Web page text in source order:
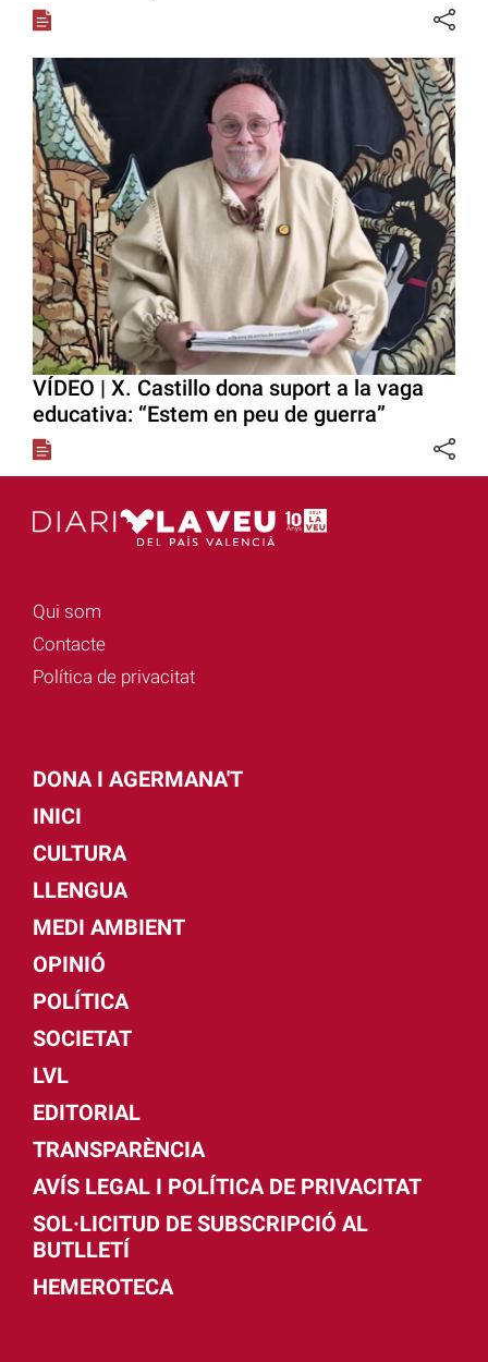
VÍDEO | X. Castillo dona suport a la vaga
educativa: “Estem en peu de guerra”
Qui som
Contacte
Política de privacitat
DONA I AGERMANA'T
INICI
CULTURA
LLENGUA
MEDI AMBIENT
OPINIÓ
POLÍTICA
SOCIETAT
LVL
EDITORIAL
TRANSPARÈNCIA
AVÍS LEGAL I POLÍTICA DE PRIVACITAT
SOL·LICITUD DE SUBSCRIPCIÓ AL
BUTLLETÍ
HEMEROTECA